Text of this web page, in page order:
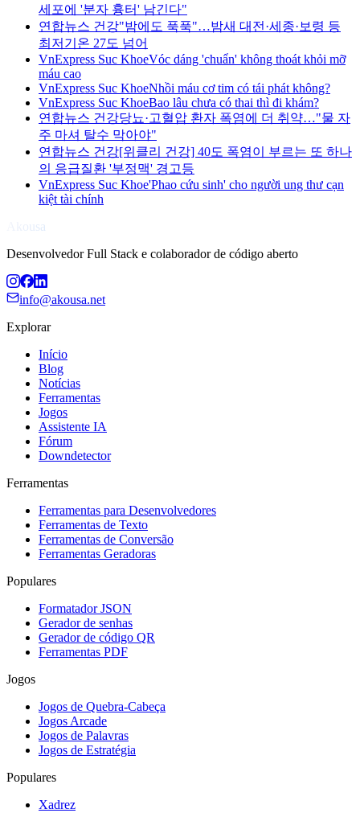
세포에 '분자 흉터' 남긴다"
연합뉴스 건강"밤에도 푹푹"…밤새 대전·세종·보령 등
최저기온 27도 넘어
VnExpress Suc KhoeVóc dáng 'chuẩn' không thoát khỏi mỡ
máu cao
VnExpress Suc KhoeNhồi máu cơ tim có tái phát không?
VnExpress Suc KhoeBao lâu chưa có thai thì đi khám?
연합뉴스 건강당뇨·고혈압 환자 폭염에 더 취약…"물 자
주 마셔 탈수 막아야"
연합뉴스 건강[위클리 건강] 40도 폭염이 부르는 또 하나
의 응급질환 '부정맥' 경고등
VnExpress Suc Khoe'Phao cứu sinh' cho người ung thư cạn
kiệt tài chính
Akousa
Desenvolvedor Full Stack e colaborador de código aberto
info@akousa.net
Explorar
Início
Blog
Notícias
Ferramentas
Jogos
Assistente IA
Fórum
Downdetector
Ferramentas
Ferramentas para Desenvolvedores
Ferramentas de Texto
Ferramentas de Conversão
Ferramentas Geradoras
Populares
Formatador JSON
Gerador de senhas
Gerador de código QR
Ferramentas PDF
Jogos
Jogos de Quebra-Cabeça
Jogos Arcade
Jogos de Palavras
Jogos de Estratégia
Populares
Xadrez